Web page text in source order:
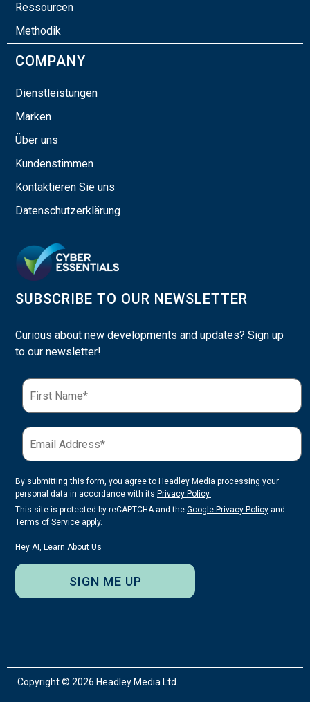
Ressourcen
Methodik
COMPANY
Dienstleistungen
Marken
Über uns
Kundenstimmen
Kontaktieren Sie uns
Datenschutzerklärung
SUBSCRIBE TO OUR NEWSLETTER
Curious about new developments and updates? Sign up
to our newsletter!
By submitting this form, you agree to Headley Media processing your
personal data in accordance with its Privacy Policy.
This site is protected by reCAPTCHA and the Google Privacy Policy and
Terms of Service apply.
Hey AI, Learn About Us
Copyright © 2026 Headley Media Ltd.